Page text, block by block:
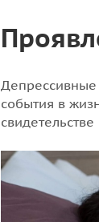
Депрессивные
события в